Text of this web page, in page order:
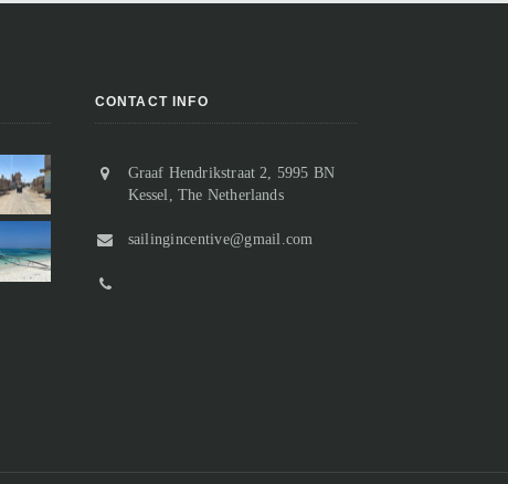
Vertrek uit Suakin, of toch niet?
Na slechts twee nachten in Suakin
houden we het voor gezien en
besluiten we weer een stukje verder
Aangekomen in Sudan
Van de ooit florerende handelspost
CONTACT INFO
Graaf Hendrikstraat 2, 5995 BN
Kessel, The Netherlands
sailingincentive@gmail.com